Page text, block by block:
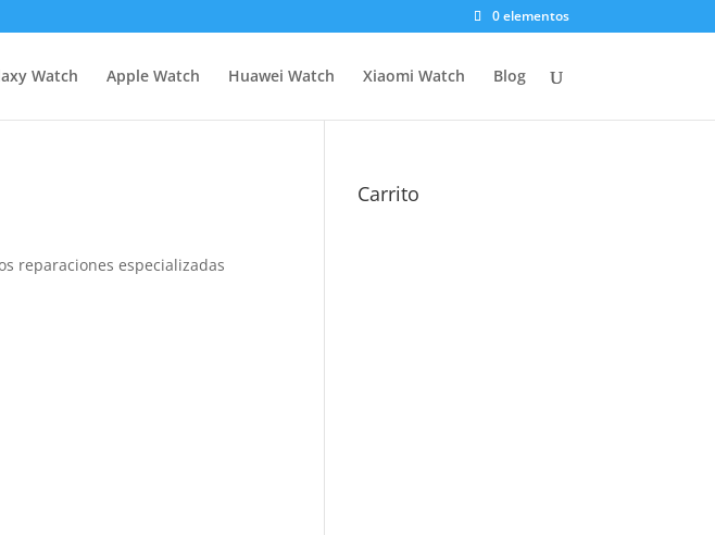
0 elementos
Watch Apple Watch Huawei Watch Xiaomi Watch Blog
reparaciones especializadas
Carrito